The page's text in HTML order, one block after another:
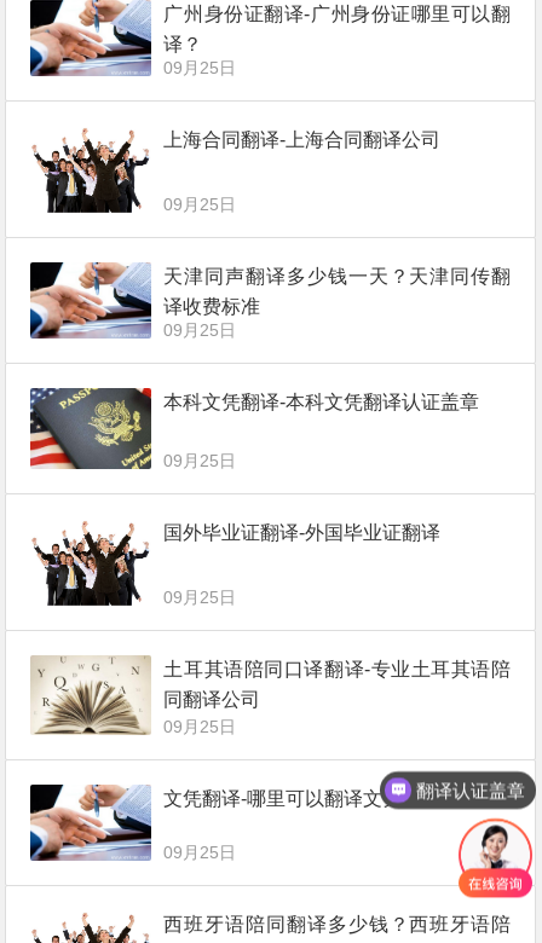
广州身份证翻译-广州身份证哪里可以翻
译？
09月25日
上海合同翻译-上海合同翻译公司
09月25日
天津同声翻译多少钱一天？天津同传翻
译收费标准
09月25日
本科文凭翻译-本科文凭翻译认证盖章
09月25日
国外毕业证翻译-外国毕业证翻译
09月25日
土耳其语陪同口译翻译-专业土耳其语陪
同翻译公司
09月25日
文凭翻译-哪里可以翻译文凭？
09月25日
西班牙语陪同翻译多少钱？西班牙语陪
翻译认证盖章